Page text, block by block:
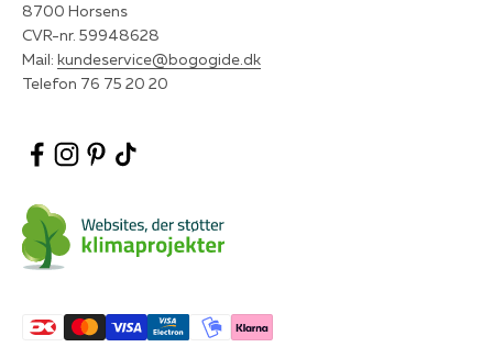
8700 Horsens
CVR-nr. 59948628
Mail: kundeservice@bogogide.dk
Telefon 76 75 20 20